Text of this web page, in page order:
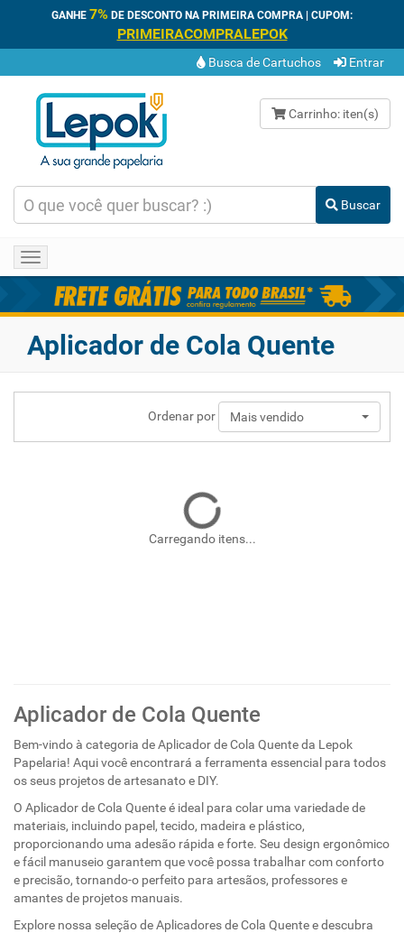
GANHE 7% DE DESCONTO NA PRIMEIRA COMPRA | CUPOM:
PRIMEIRACOMPRALEPOK
Busca de Cartuchos Entrar
Carrinho: iten(s)
Buscar
Toggle
navigation
Aplicador de Cola Quente
Ordenar por Mais vendido
Carregando itens...
Aplicador de Cola Quente
Bem-vindo à categoria de Aplicador de Cola Quente da Lepok
Papelaria! Aqui você encontrará a ferramenta essencial para todos
os seus projetos de artesanato e DIY.
O Aplicador de Cola Quente é ideal para colar uma variedade de
materiais, incluindo papel, tecido, madeira e plástico,
proporcionando uma adesão rápida e forte. Seu design ergonômico
e fácil manuseio garantem que você possa trabalhar com conforto
e precisão, tornando-o perfeito para artesãos, professores e
amantes de projetos manuais.
Explore nossa seleção de Aplicadores de Cola Quente e descubra